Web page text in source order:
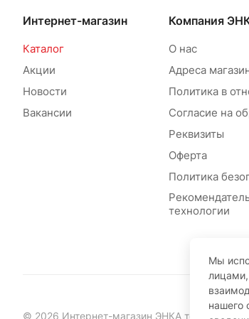
Интернет-магазин
Каталог
Акции
Новости
Вакансии
Компания
О нас
Адреса
Политика в
Согласие на
Реквизиты
Оферта
Политика
технологии
© 2026 Интернет-магазин ЭНКА техника
Мы
нашего